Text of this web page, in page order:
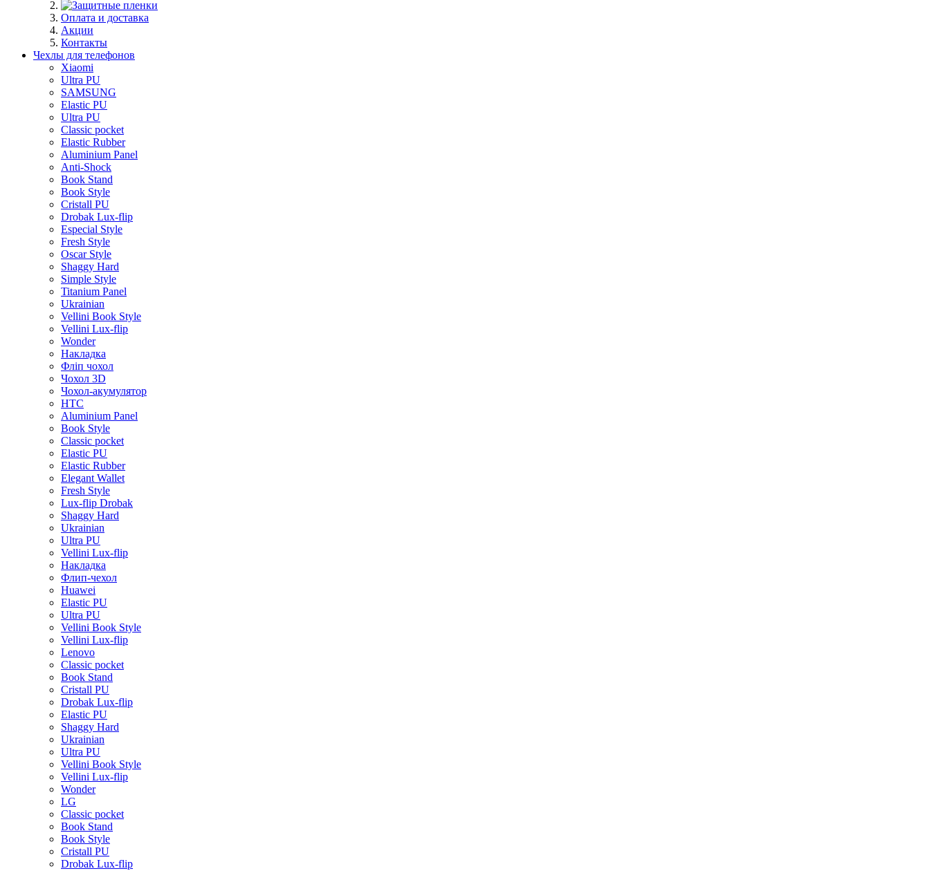
Оплата и доставка
Акции
Контакты
Чехлы для телефонов
Xiaomi
Ultra PU
SAMSUNG
Elastic PU
Ultra PU
Classic pocket
Elastic Rubber
Aluminium Panel
Anti-Shock
Book Stand
Book Style
Cristall PU
Drobak Lux-flip
Especial Style
Fresh Style
Oscar Style
Shaggy Hard
Simple Style
Titanium Panel
Ukrainian
Vellini Book Style
Vellini Lux-flip
Wonder
Накладка
Фліп чохол
Чохол 3D
Чохол-акумулятор
HTC
Aluminium Panel
Book Style
Classic pocket
Elastic PU
Elastic Rubber
Elegant Wallet
Fresh Style
Lux-flip Drobak
Shaggy Hard
Ukrainian
Ultra PU
Vellini Lux-flip
Накладка
Флип-чехол
Huawei
Elastic PU
Ultra PU
Vellini Book Style
Vellini Lux-flip
Lenovo
Classic pocket
Book Stand
Cristall PU
Drobak Lux-flip
Elastic PU
Shaggy Hard
Ukrainian
Ultra PU
Vellini Book Style
Vellini Lux-flip
Wonder
LG
Classic pocket
Book Stand
Book Style
Cristall PU
Drobak Lux-flip